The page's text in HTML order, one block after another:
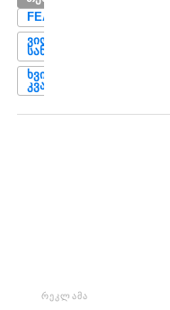
FEATURED
ᲕᲘᲚᲘ
ᲡᲐᲜᲘᲝᲚᲘ
ᲮᲕᲘᲩᲐ
ᲙᲕᲐᲠᲐᲪᲮᲔᲚᲘᲐ
ᲠᲔᲙᲚᲐᲛᲐ